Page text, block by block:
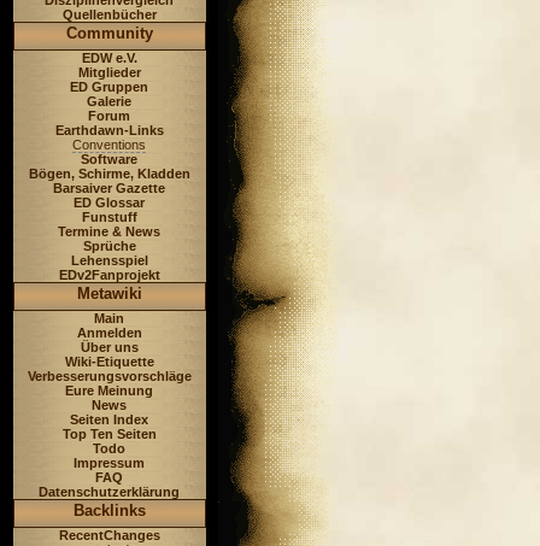
Quellenbücher
Community
EDW e.V.
Mitglieder
ED Gruppen
Galerie
Forum
Earthdawn-Links
Conventions
Software
Bögen, Schirme, Kladden
Barsaiver Gazette
ED Glossar
Funstuff
Termine & News
Sprüche
Lehensspiel
EDv2Fanprojekt
Metawiki
Main
Anmelden
Über uns
Wiki-Etiquette
Verbesserungsvorschläge
Eure Meinung
News
Seiten Index
Top Ten Seiten
Todo
Impressum
FAQ
Datenschutzerklärung
Backlinks
RecentChanges